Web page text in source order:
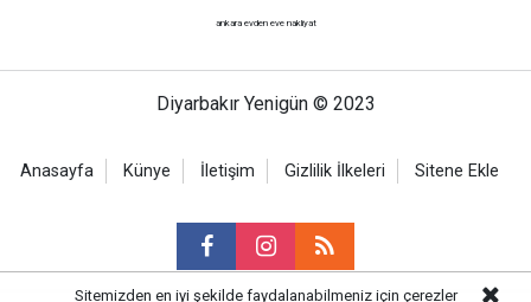
ankara evden eve nakliyat
Diyarbakır Yenigün © 2023
Anasayfa Künye İletişim Gizlilik İlkeleri Sitene Ekle
Sitemizden en iyi şekilde faydalanabilmeniz için çerezler